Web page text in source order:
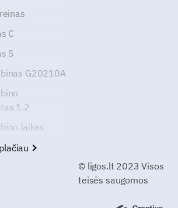
C
S
G20210A
1.2
laikas
© ligos.lt 2023 Visos
teisės saugomos